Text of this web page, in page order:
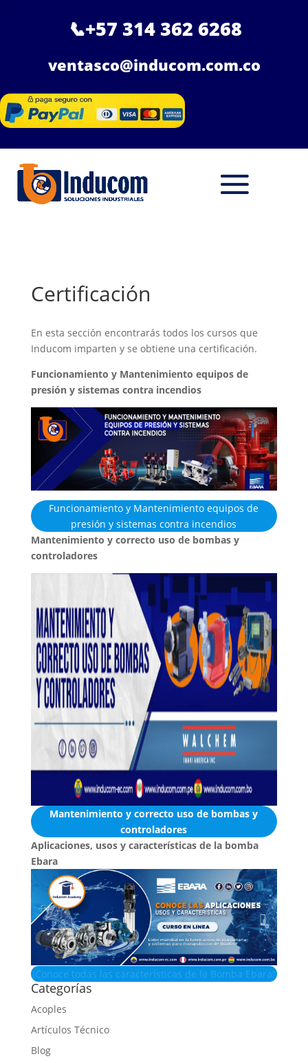
📞+57 314 362 6268
ventasco@inducom.com.co
Certificación
En esta sección encontrarás todos los cursos que
Inducom imparten y se obtiene una certificación.
Funcionamiento y Mantenimiento equipos de
presión y sistemas contra incendios
Funcionamiento y Mantenimiento equipos de
presión y sistemas contra incendios
Mantenimiento y correcto uso de bombas y
controladores
Mantenimiento y correcto uso de bombas y
controladores
Aplicaciones, usos y características de la bomba
Ebara
¡Conoce todas las características de la Bomba Ebara!
Categorías
Acoples
Artículos Técnico
Blog